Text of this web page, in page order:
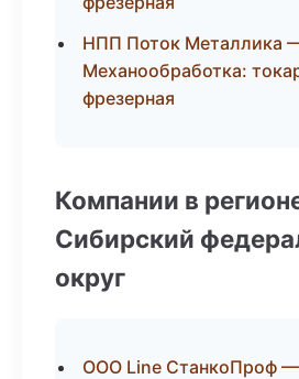
НПП Поток Металлика
Механообработка:
фрезерная
Компании в
Сибирский
округ
ООО Line СтанкоПроф —